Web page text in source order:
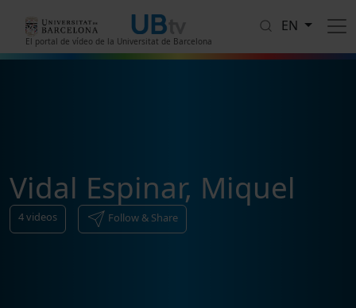
El portal de vídeo de la Universitat de Barcelona
EN
Vidal Espinar, Miquel
4videos Follow & Share